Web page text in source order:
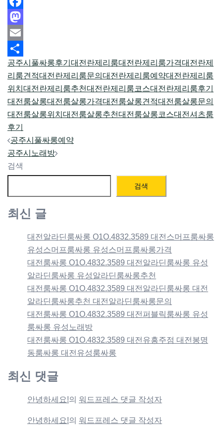
Facebook
Mastodon
Email
Share
공주시풀싸롱후기 대전란제리룸대전란제리룸가격대전란제
리룸견적대전란제리룸문의 대전란제리룸예약대전란제리룸
위치 대전란제리룸추천대전란제리룸코스대전란제리룸후기
대전룸살롱대전룸살롱가격대전룸살롱견적대전룸살롱문의
대전룸살롱위치 대전룸살롱추천대전룸살롱코스대전셔츠룸
후기
Post
navigation
공주시풀싸롱예약
공주시노래방
검색
검색
최신 글
대전알라딘룸싸롱 O1O.4832.3589 대전스머프룸싸롱
유성스머프룸싸롱 유성스머프룸싸롱가격
대전룸싸롱 O1O.4832.3589 대전알라딘룸싸롱 유성
알라딘룸싸롱 유성알라딘룸싸롱추천
대전룸싸롱 O1O.4832.3589 대전알라딘룸싸롱 대전
알라딘룸싸롱추천 대전알라딘룸싸롱문의
대전룸싸롱 O1O.4832.3589 대전퍼블릭룸싸롱 유성
룸싸롱 유성노래방
대전룸싸롱 O1O.4832.3589 대전유흥주점 대전봉명
동룸싸롱 대전유성룸싸롱
최신 댓글
안녕하세요!의 워드프레스 댓글 작성자
안녕하세요!의 워드프레스 댓글 작성자